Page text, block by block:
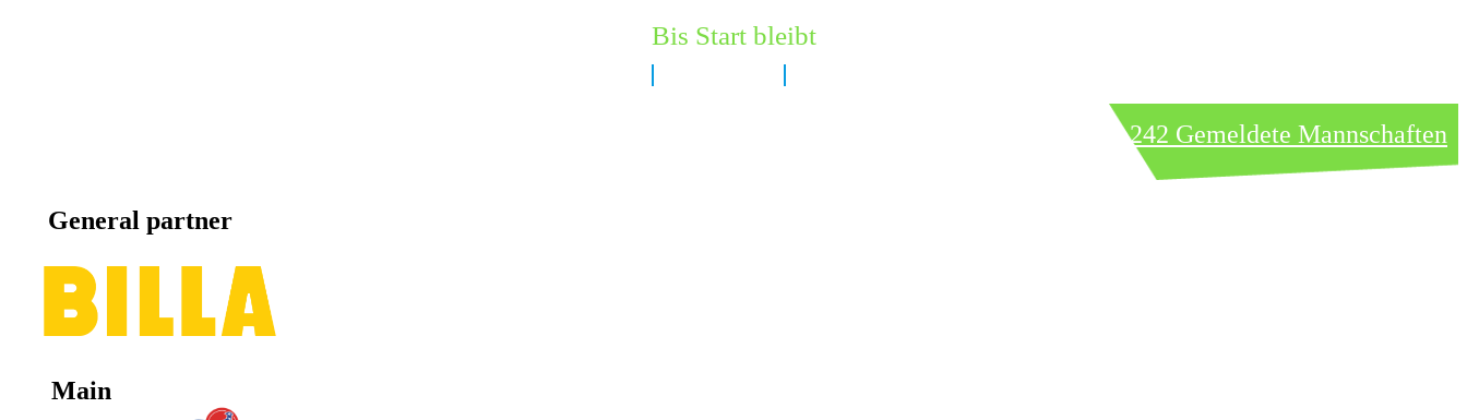
Bis Start bleibt
242 Gemeldete Mannschaften
General partner
Main